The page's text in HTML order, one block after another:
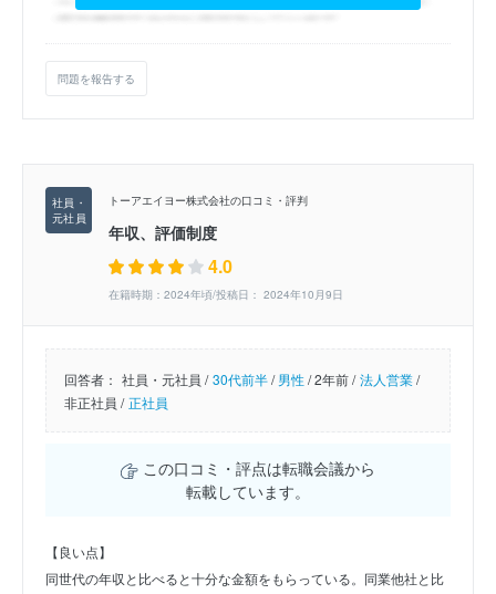
問題を報告する
トーアエイヨー株式会社の口コミ・評判
年収、評価制度
4.0
在籍時期：2024年頃/投稿日： 2024年10月9日
回答者： 社員・元社員 / 30代前半/男性/2年前 / 法人営業/
非正社員 / 正社員
この口コミ・評点は転職会議から
転載しています。
【良い点】
同世代の年収と比べると十分な金額をもらっている。同業他社と比